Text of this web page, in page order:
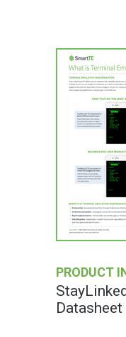
PRODUCT
Datasheet